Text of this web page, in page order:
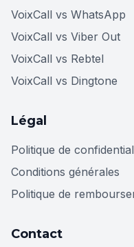
VoixCall vs WhatsApp
VoixCall vs Viber Out
VoixCall vs Rebtel
VoixCall vs Dingtone
Légal
Politique de
Conditions générales
Politique de
Contact